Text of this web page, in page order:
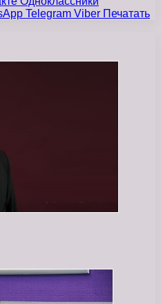
Telegram Viber Печатать